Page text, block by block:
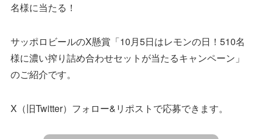
名様に当たる！
サッポロビールのX懸賞「10月5日はレモンの日！510名
様に濃い搾り詰め合わせセットが当たるキャンペーン」
のご紹介です。
X（旧Twitter）フォロー&リポストで応募できます。